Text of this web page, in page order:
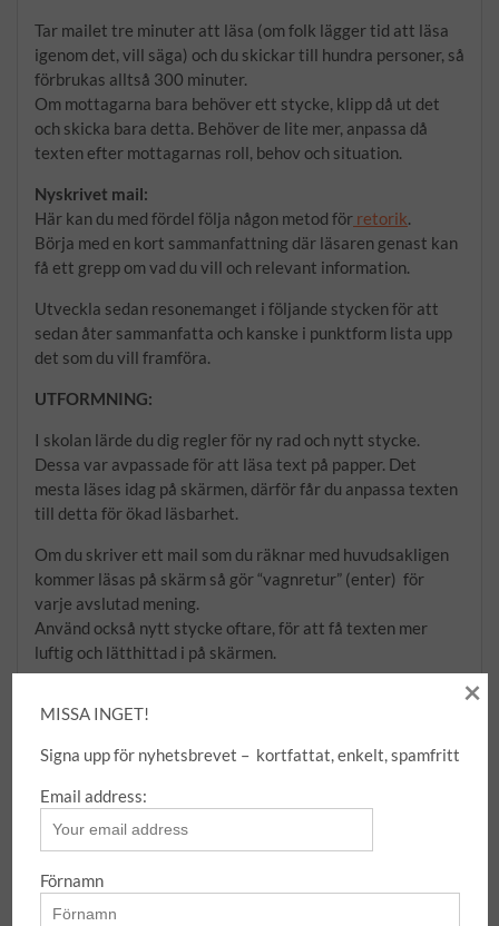
Tar mailet tre minuter att läsa (om folk lägger tid att läsa
igenom det, vill säga) och du skickar till hundra personer, så
förbrukas alltså 300 minuter.
Om mottagarna bara behöver ett stycke, klipp då ut det
och skicka bara detta. Behöver de lite mer, anpassa då
texten efter mottagarnas roll, behov och situation.
Nyskrivet mail:
Här kan du med fördel följa någon metod för retorik.
Börja med en kort sammanfattning där läsaren genast kan
få ett grepp om vad du vill och relevant information.
Utveckla sedan resonemanget i följande stycken för att
sedan åter sammanfatta och kanske i punktform lista upp
det som du vill framföra.
UTFORMNING:
I skolan lärde du dig regler för ny rad och nytt stycke.
Dessa var avpassade för att läsa text på papper. Det
mesta läses idag på skärmen, därför får du anpassa texten
till detta för ökad läsbarhet.
Om du skriver ett mail som du räknar med huvudsakligen
kommer läsas på skärm så gör “vagnretur” (enter) för
varje avslutad mening.
Använd också nytt stycke oftare, för att få texten mer
luftig och lätthittad i på skärmen.
Mail
internet,jobba effektivt,kontor,mail,netikett,
organisera
MISSA INGET!
Signa upp för nyhetsbrevet – kortfattat, enkelt, spamfritt
Email address:
Förnamn
×